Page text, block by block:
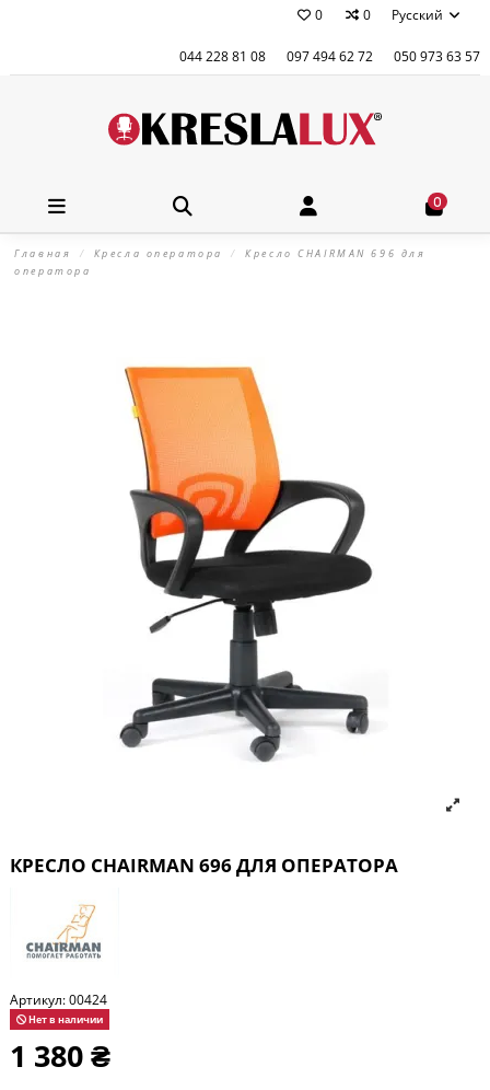
0 0 Русский
044 228 81 08 097 494 62 72 050 973 63 57
0
Главная Кресла оператора
Кресло CHAIRMAN 696 для
оператора
КРЕСЛО CHAIRMAN 696 ДЛЯ ОПЕРАТОРА
Артикул:00424
Нет в наличии
1 380 ₴